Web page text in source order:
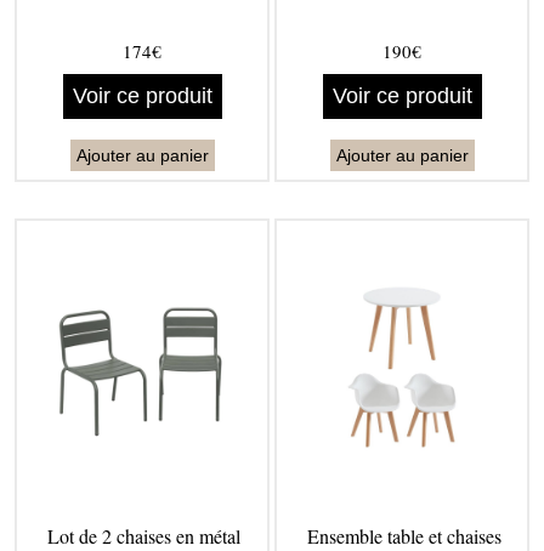
174€
Voir ce produit
Ajouter au panier
190€
Voir ce produit
Ajouter au panier
Lot de 2 chaises en métal Ensemble table et chaises